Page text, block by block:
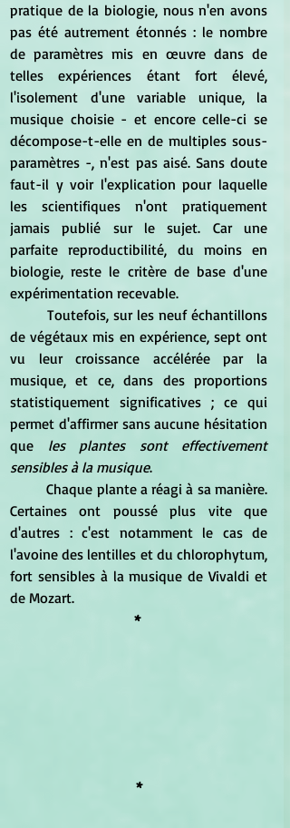
pratique de la biologie, nous n'en avons
pas été autrement étonnés : le nombre
de paramètres mis en œuvre dans de
telles expériences étant fort élevé,
l'isolement d'une variable unique, la
musique choisie - et encore celle-ci se
décompose-t-elle en de multiples sous-
paramètres -, n'est pas aisé. Sans doute
faut-il y voir l'explication pour laquelle
les scientifiques n'ont pratiquement
jamais publié sur le sujet. Car une
parfaite reproductibilité, du moins en
biologie, reste le critère de base d'une
expérimentation recevable.
de végétaux mis en expérience, sept ont
vu leur croissance accélérée par la
musique, et ce, dans des proportions
statistiquement significatives ; ce qui
permet d'affirmer sans aucune hésitation
que les plantes sont effectivement
sensibles à la musique.
	Chaque plante a réagi à sa manière.
Certaines ont poussé plus vite que
d'autres : c'est notamment le cas de
l'avoine des lentilles et du chlorophytum,
fort sensibles à la musique de Vivaldi et
de Mozart.
*
*